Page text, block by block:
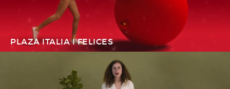
PLAZA ITALIA I FELICES